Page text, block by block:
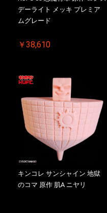
デーライト メッキ プレミア
ムグレード
￥38,610
キンコレ サンシャイン 地獄
のコマ 原作 肌A ニヤリ